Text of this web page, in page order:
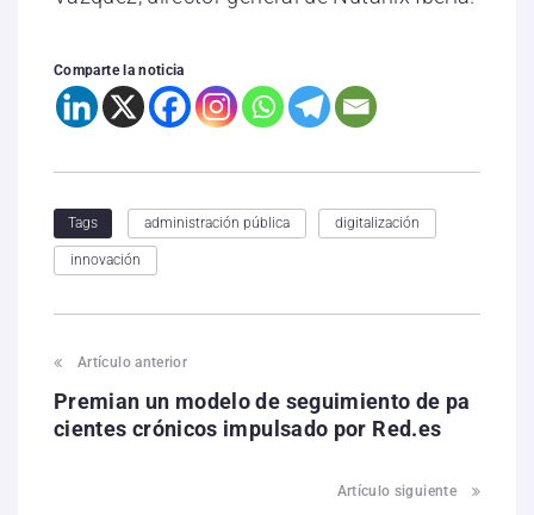
Comparte la noticia
Tags administración pública digitalización
innovación
Artículo anterior
Premian un modelo de seguimiento de pa
cientes crónicos impulsado por Red.es
Artículo siguiente